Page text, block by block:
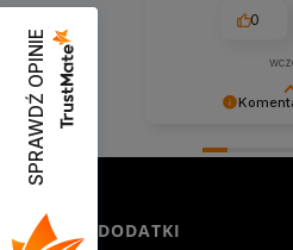
obsługa trafiła w
0
DODATKI
SPRAWDŹ OPINIE